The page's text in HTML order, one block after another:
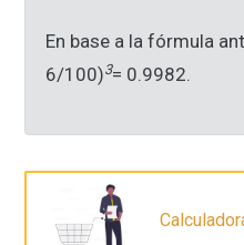
En base a la fórmula
6/100)3= 0.9982.